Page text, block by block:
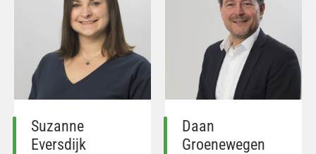
Suzanne
Eversdijk
Daan
Groenewegen